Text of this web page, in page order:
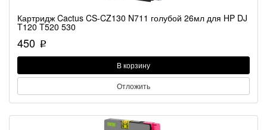
Картридж Cactus CS-CZ130 N711 голубой 26мл для HP DJ
T120 T520 530
450 p
В корзину
Отложить